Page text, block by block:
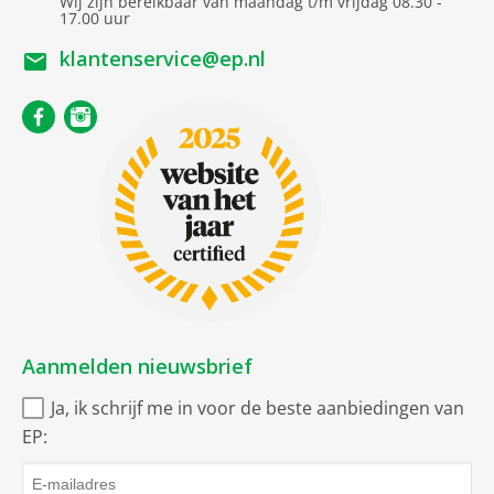
Snel kokend water
Snel kokend water dankzij 2.400 Watt vermogen.
krachtige 2.400 Watt waterkoker kookt snel en
gemakkelijk je water. Zo geniet jij sneller van je kop thee.
360 graden draaibaar
Plaats het apparaat op elke mogelijke manier terug op
de bodemplaat. Door de 360 graden plaatsing maakt het
niet uit in welke richting deze geplaatst wordt en hoef je
hier geen extra aandacht aan te besteden.
Kopjesaanduiding
17.00 uur
klantenservice@ep.nl
Aanmelden nieuwsbrief
Ja, ik schrijf me in voor de beste aanbiedingen van
EP: